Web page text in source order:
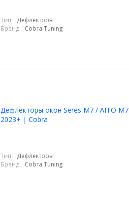
Тип: Дефлекторы
Бренд: Cobra Tuning
Дефлекторы окон Seres M7 / AITO M7
2023+ | Cobra
Тип: Дефлекторы
Бренд: Cobra Tuning